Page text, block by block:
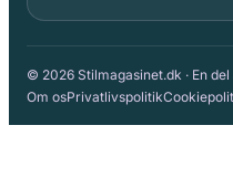
© 2026 Stilmagasinet.dk · En del
Om osPrivatlivspolitik